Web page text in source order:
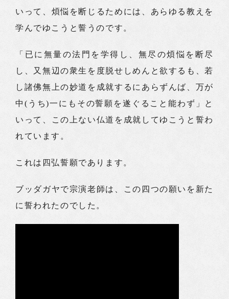
いって、煩悩を断じるためには、あらゆる教えを
学んでゆこうと誓うのです。
「已に無量の法門を学得し、無尽の煩悩を断尽
し、又無辺の衆生を度脱せしめんと欲するも、若
し諸佛無上の妙道を成就するにあらずんば、万が
中(うち)一にもその誓願を遂ぐること能わず」と
いって、この上ない仏道を成就してゆこうと誓わ
れています。
これは四弘誓願であります。
ブッダガヤで宗演老師は、この四つの願いを新た
に誓われたのでした。